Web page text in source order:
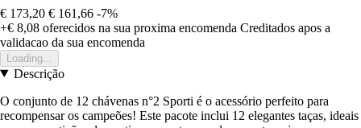
€ 173,20 € 161,66 -7%
+€ 8,08 oferecidos na sua proxima encomenda Creditados apos a
validacao da sua encomenda
Loading...
Descrição
O conjunto de 12 chávenas n°2 Sporti é o acessório perfeito para
recompensar os campeões! Este pacote inclui 12 elegantes taças, ideais